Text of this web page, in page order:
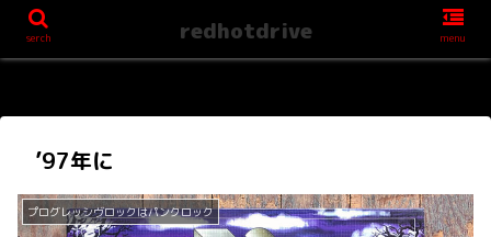
’97年に
プログレッシヴロックはパンクロック
serch redhotdrive menu